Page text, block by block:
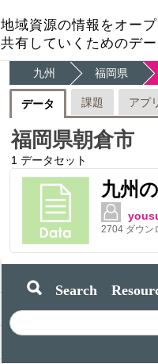
地域資源の情報をオー
共有していくためのデ
九州 福岡県
データ 課題 アプ
福岡県朝倉市
1 データセット
九州
2704 ダウン
Search